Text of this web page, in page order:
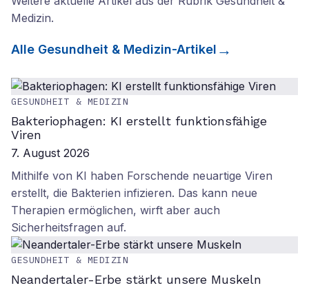
Medizin.
Alle Gesundheit & Medizin-Artikel
GESUNDHEIT & MEDIZIN
Bakteriophagen: KI erstellt funktionsfähige
Viren
7. August 2026
Mithilfe von KI haben Forschende neuartige Viren
erstellt, die Bakterien infizieren. Das kann neue
Therapien ermöglichen, wirft aber auch
Sicherheitsfragen auf.
GESUNDHEIT & MEDIZIN
Neandertaler-Erbe stärkt unsere Muskeln